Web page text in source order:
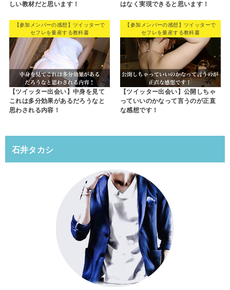
しい教材だと思います！
はなく実現できると思います！
【参加メンバーの感想】ツイッターで
セフレを量産する教科書
【ツイッター出会い】中身を見て
これは多分効果があるだろうなと
思わされる内容！
【参加メンバーの感想】ツイッターで
セフレを量産する教科書
【ツイッター出会い】公開しちゃ
っていいのかなって言うのが正直
な感想です！
石井タカシ